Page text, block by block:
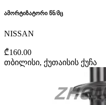
ამორტიზატორი წნ/მც
NISSAN
₾160.00
თბილისი, ქუთაისის ქუჩა